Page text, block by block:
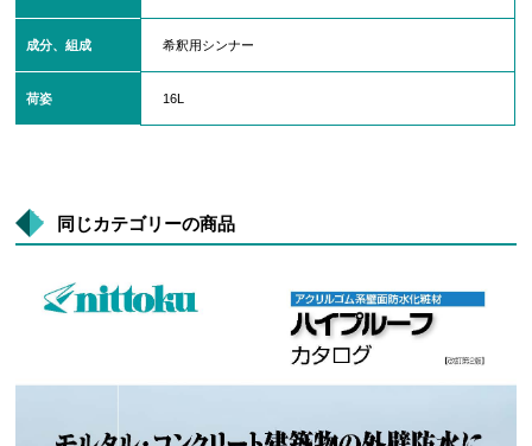
成分、組成 希釈用シンナー
荷姿 16L
同じカテゴリーの商品